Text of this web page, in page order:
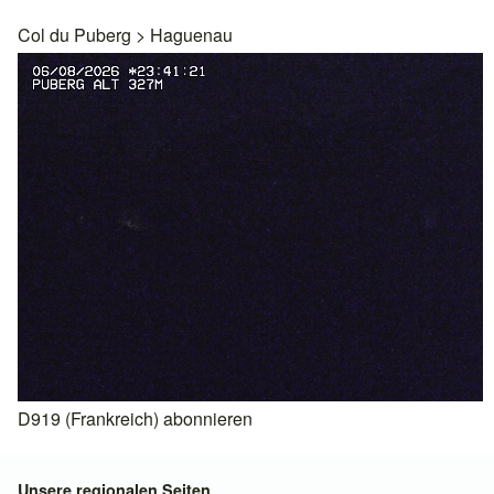
Col du Puberg > Haguenau
D919 (Frankreich) abonnieren